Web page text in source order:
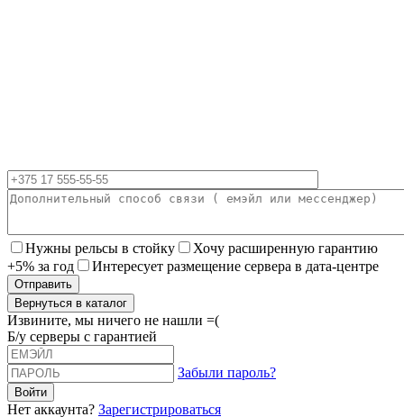
Нужны рельсы в стойку
Хочу расширенную гарантию
+5% за год
Интересует размещение сервера в дата-центре
Вернуться в каталог
Извините, мы ничего не нашли =(
Б/у серверы с гарантией
Забыли пароль?
Нет аккаунта? Зарегистрироваться